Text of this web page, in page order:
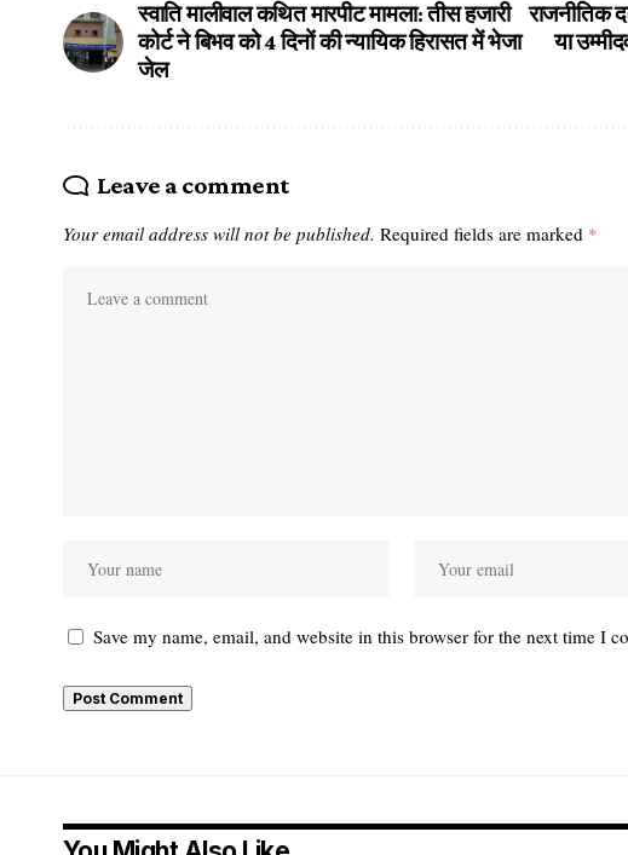
स्वाति मालीवाल कथित मारपीट मामला: तीस हजारी
कोर्ट ने बिभव को 4 दिनों की न्यायिक हिरासत में भेजा
जेल
राजनीतिक
या
Leave a comment
Your email address will not be published. Required fields are marked *
Save my name, email, and website in this browser for the next time I